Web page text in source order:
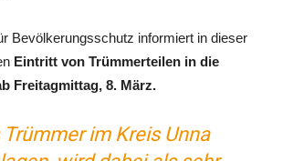
Bevölkerungsschutz informiert in dieser
Eintritt von Trümmerteilen in die
Freitagmittag, 8. März.
Trümmer im Kreis Unna